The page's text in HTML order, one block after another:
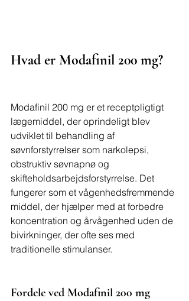
Hvad er Modafinil 200 mg?
Modafinil 200 mg er et receptpligtigt
lægemiddel, der oprindeligt blev
udviklet til behandling af
søvnforstyrrelser som narkolepsi,
obstruktiv søvnapnø og
skifteholdsarbejdsforstyrrelse. Det
fungerer som et vågenhedsfremmende
middel, der hjælper med at forbedre
koncentration og årvågenhed uden de
bivirkninger, der ofte ses med
traditionelle stimulanser.
Fordele ved Modafinil 200 mg